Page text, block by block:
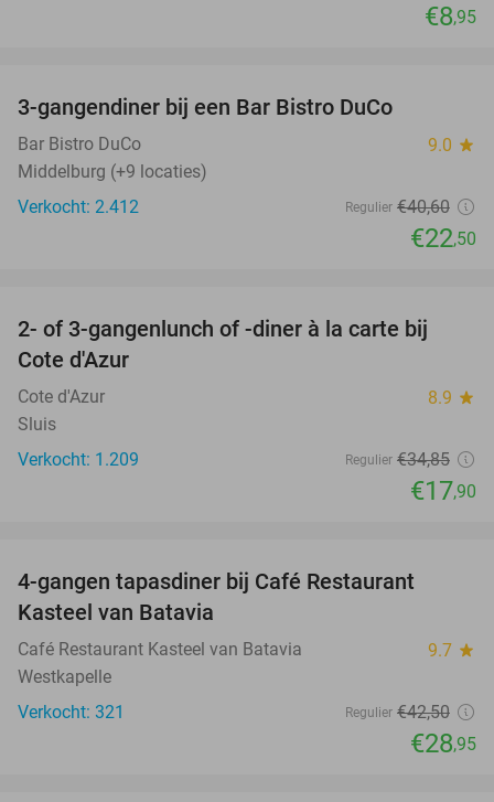
€8,95
3-gangendiner bij een Bar Bistro DuCo
Bar Bistro DuCo 9.0 star
Middelburg (+9 locaties)
Verkocht: 2.412
Regulier €40,60
€22,50
49%
2- of 3-gangenlunch of -diner à la carte bij
Cote d'Azur
Cote d'Azur 8.9 star
Sluis
Verkocht: 1.209
Regulier €34,85
€17,90
4-gangen tapasdiner bij Café Restaurant
Kasteel van Batavia
Café Restaurant Kasteel van Batavia 9.7 star
Westkapelle
Verkocht: 321
Regulier €42,50
€28,95